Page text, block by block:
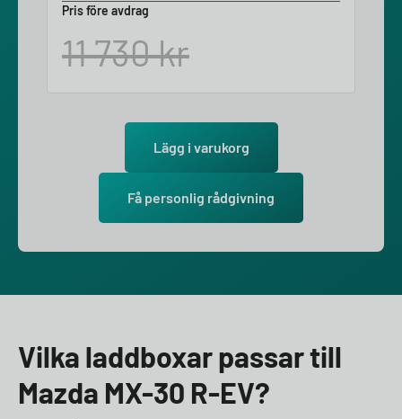
Pris före avdrag
11 730kr
Lägg i varukorg
Få personlig rådgivning
Vilka laddboxar passar till
Mazda MX-30 R-EV?